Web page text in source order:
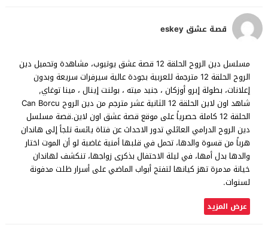
قصة عشق eskey
مسلسل دين الروح الحلقة 12 قصة عشق يوتيوب، مشاهدة وتحميل دين
الروح الحلقة 12 مترجمة للعربية بجودة عالية سيرفرات سريعة وبدون
إعلانات، بطولة إبرو أوزكان ، جنيد ميته ، بولنت إينال ، مينا توغاي,
شاهد اون لاين الحلقة 12 الثانية عشر مترجم من دين الروح Can Borcu
الحلقة 12 كاملة حصرياً على موقع قصة عشق اون لاين.قصة مسلسل
دين الروح الدرامي العائلي تدور الاحداث عن فتاة يائسة تلجأ إلى هاندان
هرباً من قسوة والدها، تحمل في قلبها أمنية غاضبة لو أن الموت اختار
والدها بدل أمها، في ليلة الاحتفال بذكرى زواجها، تنكشف لهاندان
خيانة مدمرة تهز كيانها لتفتح أبواب الماضي على أسرار ظلت مدفونة
لسنوات.
عرض المزيد